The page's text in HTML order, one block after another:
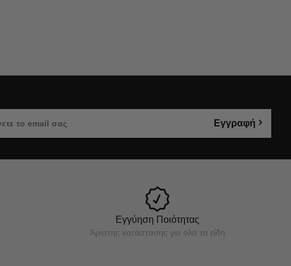
Εγγραφή
Εγγύηση Ποιότητας
Άριστης κατάστασης για όλα τα είδη